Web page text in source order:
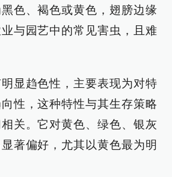
色、褐色或黄色，翅膀边缘
与园艺中的常见害虫，且难
显趋色性，主要表现为对特
性，这种特性与其生存策略
关。它对黄色、绿色、银灰
著偏好，尤其以黄色最为明